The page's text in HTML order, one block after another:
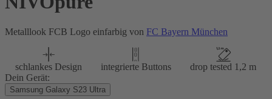
Metalllook FCB Logo einfarbig von FC Bayern München
schlankes Design integrierte Buttons
drop tested 1,2 m
Dein Gerät:
Samsung Galaxy S23 Ultra